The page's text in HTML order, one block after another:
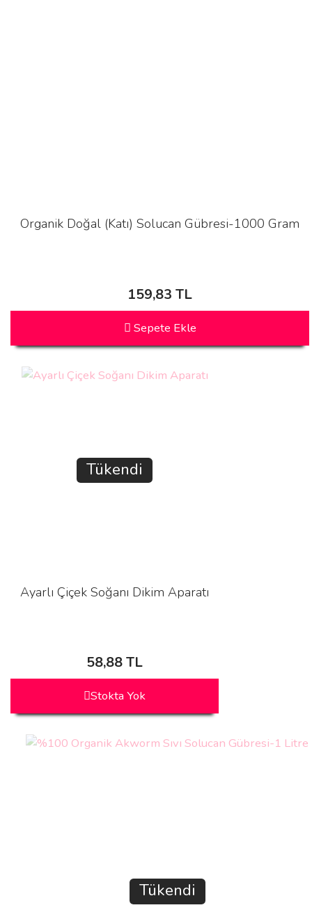
Organik Doğal (Katı) Solucan Gübresi-1000 Gram
159,83 TL
Sepete Ekle
Tükendi
Ayarlı Çiçek Soğanı Dikim Aparatı
58,88 TL
Stokta Yok
Tükendi